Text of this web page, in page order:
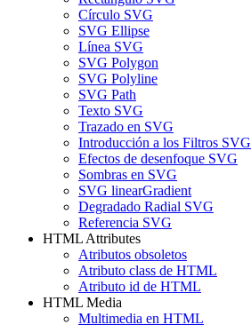
Círculo SVG
SVG Ellipse
Línea SVG
SVG Polygon
SVG Polyline
SVG Path
Texto SVG
Trazado en SVG
Introducción a los Filtros SVG
Efectos de desenfoque SVG
Sombras en SVG
SVG linearGradient
Degradado Radial SVG
Referencia SVG
HTML Attributes
Atributos obsoletos
Atributo class de HTML
Atributo id de HTML
HTML Media
Multimedia en HTML